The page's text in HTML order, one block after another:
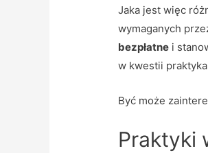
Jaka jest więc
wymaganych
bezpłatne i
w kwestii
Być może
Praktyki